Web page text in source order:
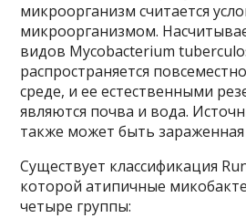
микроорганизм считается
микроорганизмом.
видов Mycobacterium
распространяется
среде, и ее естественными
являются почва и вода.
также может быть
Существует классификация
которой атипичные
четыре группы: